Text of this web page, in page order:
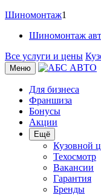
Шиномонтаж1
Шиномонтаж
Все услуги и цены
Меню
Для бизнеса
Франшиза
Бонусы
Акции
Ещё
Кузовной
Техосмотр
Вакансии
Гарантия
Бренды